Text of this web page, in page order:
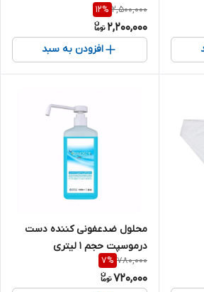
2,500,000
12%
2,200,000
افزودن به سبد
محلول ضدعفونی کننده دست
درموسپت حجم 1 لیتری
780,000
7%
720,000